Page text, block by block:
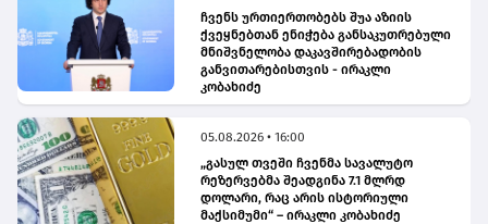
ჩვენს ურთიერთობებს შუა აზიის
ქვეყნებთან ენიჭება განსაკუთრებული
მნიშვნელობა დაკავშირებადობის
განვითარებისთვის - ირაკლი
კობახიძე
05.08.2026 • 16:00
„გასულ თვეში ჩვენმა სავალუტო
რეზერვებმა შეადგინა 7.1 მლრდ
დოლარი, რაც არის ისტორიული
მაქსიმუმი“ – ირაკლი კობახიძე